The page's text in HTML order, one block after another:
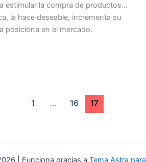
estimular la compra de productos…
la hace deseable, incrementa su
posiciona en el mercado.
1 … 16 17